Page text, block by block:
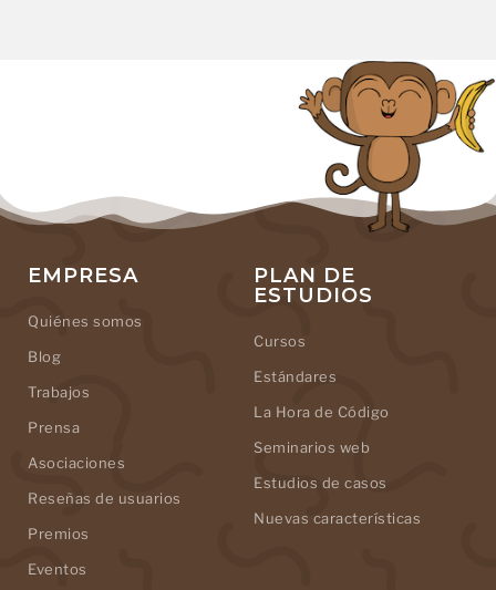
EMPRESA
Quiénes somos
Blog
Trabajos
Prensa
Asociaciones
Reseñas de usuarios
Premios
Eventos
PLAN DE
ESTUDIOS
Cursos
Estándares
La Hora de Código
Seminarios web
Estudios de casos
Nuevas características